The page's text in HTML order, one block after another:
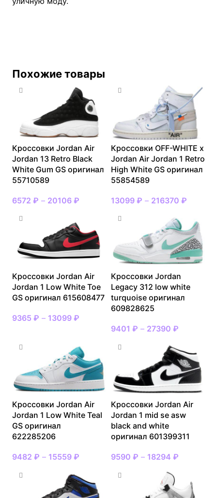
Похожие товары
Кроссовки Jordan Air
Jordan 13 Retro Black
White Gum GS оригинал
55710589
6572 ₽ – 20106 ₽
Кроссовки OFF-WHITE x
Jordan Air Jordan 1 Retro
High White GS оригинал
55854589
13099 ₽ – 216370 ₽
Кроссовки Jordan Air
Jordan 1 Low White Toe
GS оригинал 615608477
9365 ₽ – 13099 ₽
Кроссовки Jordan
Legacy 312 low white
turquoise оригинал
609828625
9401 ₽ – 27390 ₽
Кроссовки Jordan Air
Jordan 1 Low White Teal
GS оригинал
622285206
9482 ₽ – 15559 ₽
Кроссовки Jordan Air
Jordan 1 mid se asw
black and white
оригинал 601399311
9590 ₽ – 18294 ₽